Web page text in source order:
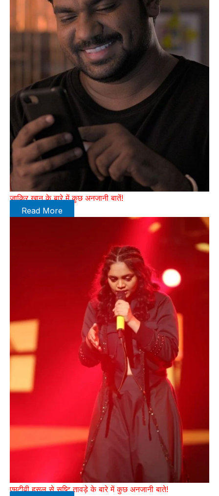
जाकिर खान के बारे में कुछ अनजानी बातें!
Read More
एमटीवी हसल से सृष्टि तावड़े के बारे में कुछ अनजानी बाते!